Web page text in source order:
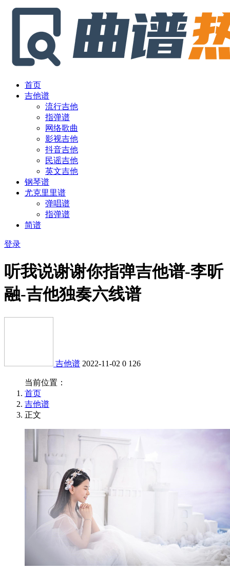
首页
吉他谱
流行吉他
指弹谱
网络歌曲
影视吉他
抖音吉他
民谣吉他
英文吉他
钢琴谱
尤克里里谱
弹唱谱
指弹谱
简谱
登录
听我说谢谢你指弹吉他谱-李昕
融-吉他独奏六线谱
吉他谱 2022-11-02 0 126
当前位置：
首页
吉他谱
正文